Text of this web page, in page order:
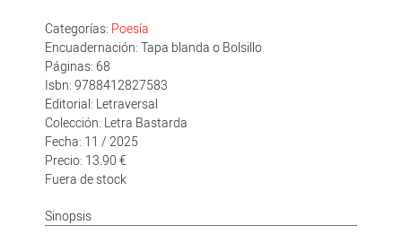
Categorías: Poesía
Encuadernación: Tapa blanda o Bolsillo
Páginas: 68
Isbn: 9788412827583
Editorial: Letraversal
Colección: Letra Bastarda
Fecha: 11 / 2025
Precio: 13.90 €
Fuera de stock
Sinopsis